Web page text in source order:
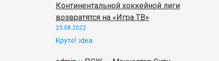
Континентальной хоккейной лиги
возвратятся на «Игра ТВ»
23.08.2022
Круто! :idea: